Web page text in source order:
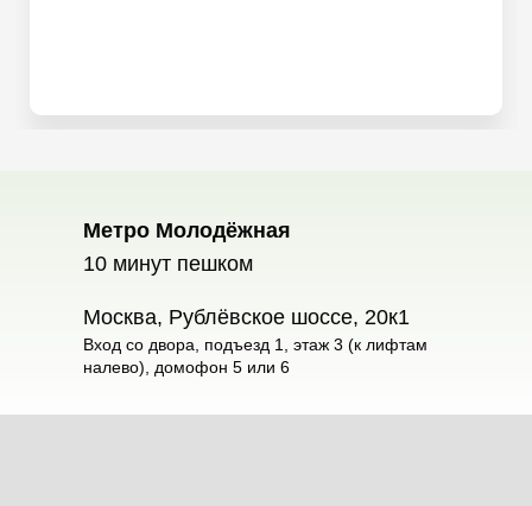
Метро Молодёжная
10 минут пешком
Москва, Рублёвское шоссе, 20к1
Вход со двора, подъезд 1, этаж 3 (к лифтам
налево), домофон 5 или 6